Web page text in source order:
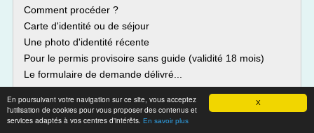
X
En poursuivant votre navigation sur ce site, vous acceptez
l'utilisation de cookies pour vous proposer des contenus et
services adaptés à vos centres d'intérêts. En savoir plus
Comment procéder ?
Carte d'identité ou de séjour
Une photo d'identité récente
Pour le permis provisoire sans guide (validité 18 mois)
Le formulaire de demande délivré...
Lire la suite
Site :https://www.bruxelles.be